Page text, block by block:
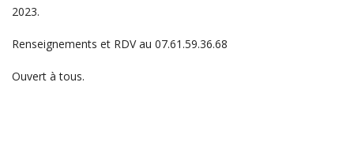
2023.
Renseignements et RDV au 07.61.59.36.68
Ouvert à tous.